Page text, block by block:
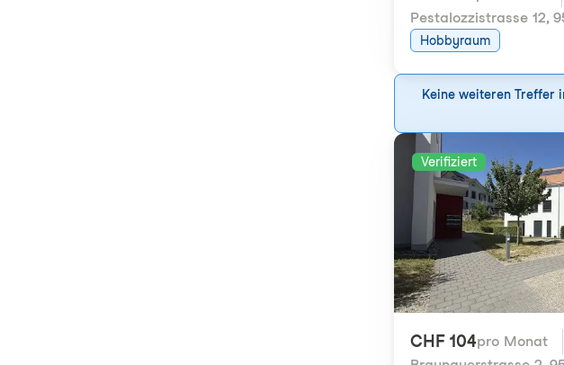
Pestalozzistrasse 12,
Hobbyraum
Keine weiteren Treffer
Verifiziert
CHF 104pro Monat